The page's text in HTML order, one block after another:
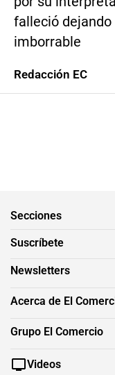
falleció
imborrable
Redacción EC
Secciones
Suscríbete
Newsletters
Acerca de El
Grupo El Comercio
Videos